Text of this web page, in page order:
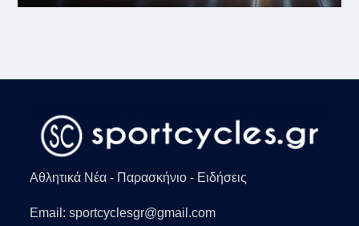
Αθλητικά Νέα - Παρασκήνιο - Ειδήσεις
Email: sportcyclesgr@gmail.com